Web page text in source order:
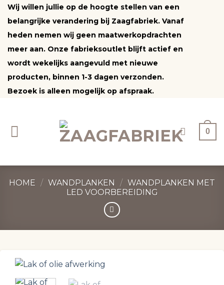
Ga
naar
inhoud
Wij willen jullie op de hoogte stellen van een
belangrijke verandering bij Zaagfabriek. Vanaf
heden nemen wij geen maatwerkopdrachten
meer aan. Onze fabrieksoutlet blijft actief en
wordt wekelijks aangevuld met nieuwe
producten, binnen 1-3 dagen verzonden.
Bezoek is alleen mogelijk op afspraak.
0
HOME / WANDPLANKEN / WANDPLANKEN MET
LED VOORBEREIDING